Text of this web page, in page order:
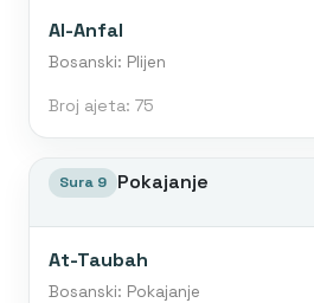
Al-Anfal
Bosanski: Plijen
Broj ajeta: 75
Sura 9 Pokajanje
At-Taubah
Bosanski: Pokajanje